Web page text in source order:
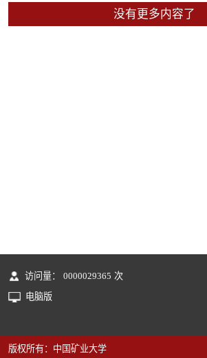
没有更多内容了
访问量： 0000029365 次
电脑版
版权所有：中国矿业大学